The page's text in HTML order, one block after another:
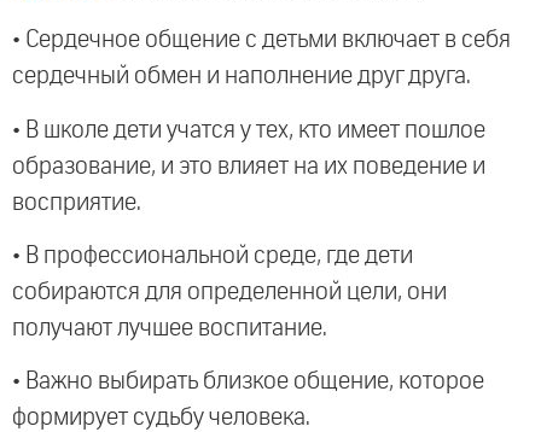
• Сердечное общение с детьми включает в себя
сердечный обмен и наполнение друг друга.
• В школе дети учатся у тех, кто имеет пошлое
образование, и это влияет на их поведение и
восприятие.
• В профессиональной среде, где дети
собираются для определенной цели, они
получают лучшее воспитание.
• Важно выбирать близкое общение, которое
формирует судьбу человека.